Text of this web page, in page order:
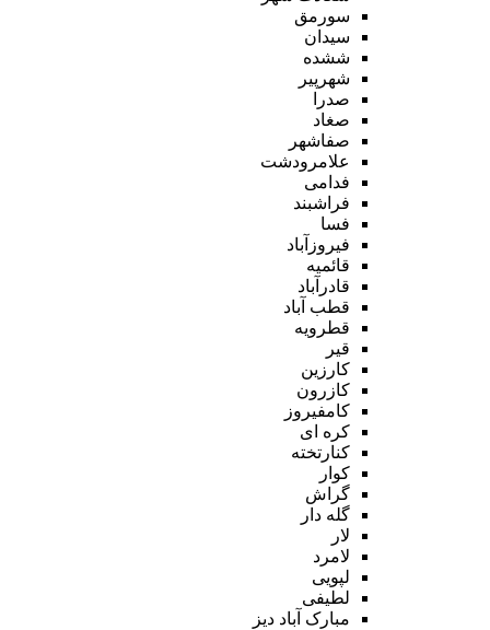
سورمق
سیدان
ششده
شهرپیر
صدرا
صغاد
صفاشهر
علامرودشت
فدامی
فراشبند
فسا
فیروزآباد
قائمیه
قادرآباد
قطب آباد
قطرویه
قیر
کارزین
کازرون
کامفیروز
کره ای
کنارتخته
کوار
گراش
گله دار
لار
لامرد
لپویی
لطیفی
مبارک آباد دیز